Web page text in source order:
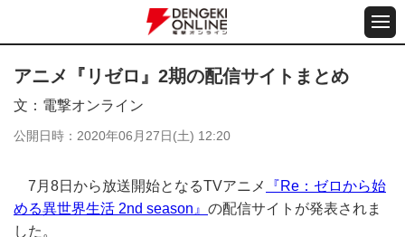
アニメ『リゼロ』2期の配信サイトまとめ
文 電撃オンライン
公開日時 2020年06月27日(土) 12:20
7月8日から放送開始となるTVアニメ
『Re：ゼロから始
める異世界生活 2nd season』 の配信サイトが発表されま
した。